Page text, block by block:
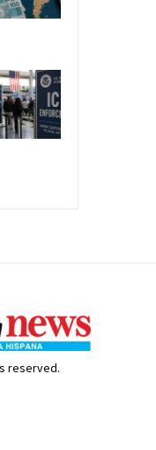
reserved.